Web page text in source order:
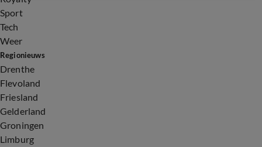
Sport
Tech
Weer
Regionieuws
Drenthe
Flevoland
Friesland
Gelderland
Groningen
Limburg